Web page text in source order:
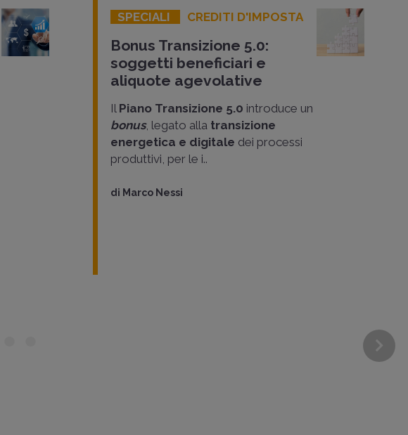
SPECIALI CREDITI D'IMPOSTA
Bonus Transizione 5.0:
soggetti beneficiari e
aliquote agevolative
Il Piano Transizione 5.0 introduce un
bonus, legato alla transizione
energetica e digitale dei processi
produttivi, per le i..
di Marco Nessi